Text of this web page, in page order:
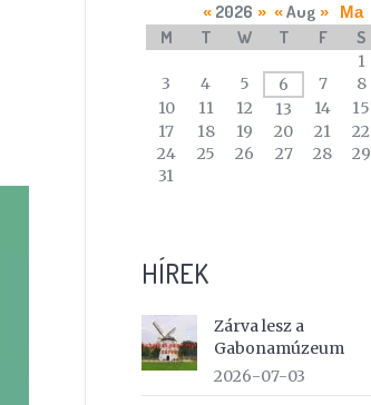
calendar
of
events
« 2026 » « Aug » Ma
M T W T F S
1
3
4 5 6 7 8
10
11 12 13 14 15
17
18 19 20 21 22
24
25 26 27 28 29
31
HÍREK
Zárva lesz a
Gabonamúzeum
2026-07-03